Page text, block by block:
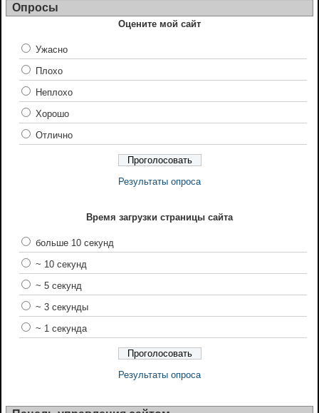
Опросы
Оцените мой сайт
Ужасно
Плохо
Неплохо
Хорошо
Отлично
Результаты опроса
Время загрузки страницы сайта
больше 10 секунд
~ 10 секунд
~ 5 секунд
~ 3 секунды
~ 1 секунда
Результаты опроса